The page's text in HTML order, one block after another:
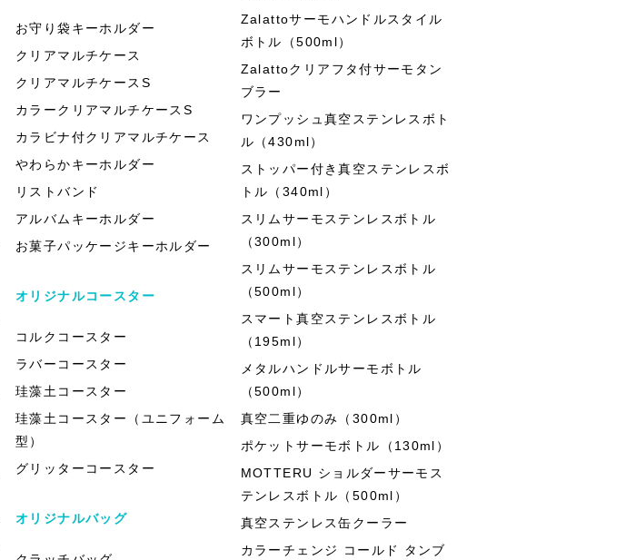
お守り袋キーホルダー
クリアマルチケース
クリアマルチケースS
カラークリアマルチケースS
カラビナ付クリアマルチケース
やわらかキーホルダー
リストバンド
アルバムキーホルダー
お菓子パッケージキーホルダー
オリジナルコースター
コルクコースター
ラバーコースター
珪藻土コースター
珪藻土コースター（ユニフォーム
型）
グリッターコースター
オリジナルバッグ
Zalattoサーモハンドルスタイル
ボトル（500ml）
Zalattoクリアフタ付サーモタン
ブラー
ワンプッシュ真空ステンレスボト
ル（430ml）
ストッパー付き真空ステンレスボ
トル（340ml）
スリムサーモステンレスボトル
（300ml）
スリムサーモステンレスボトル
（500ml）
スマート真空ステンレスボトル
（195ml）
メタルハンドルサーモボトル
（500ml）
真空二重ゆのみ（300ml）
ポケットサーモボトル（130ml）
MOTTERU ショルダーサーモス
テンレスボトル（500ml）
真空ステンレス缶クーラー
カラーチェンジ コールド タンブ